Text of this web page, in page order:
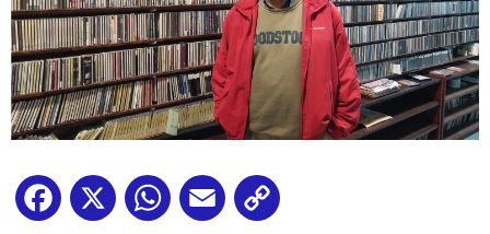
Facebook
X WhatsApp
Email